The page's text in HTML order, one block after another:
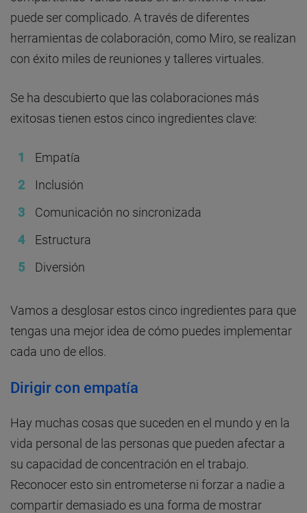
puede ser complicado. A través de diferentes
herramientas de colaboración, como Miro, se realizan
con éxito miles de reuniones y talleres virtuales.
Se ha descubierto que las colaboraciones más
exitosas tienen estos cinco ingredientes clave:
Empatía
Inclusión
Comunicación no sincronizada
Estructura
Diversión
Vamos a desglosar estos cinco ingredientes para que
tengas una mejor idea de cómo puedes implementar
cada uno de ellos.
Dirigir con empatía
Hay muchas cosas que suceden en el mundo y en la
vida personal de las personas que pueden afectar a
su capacidad de concentración en el trabajo.
Reconocer esto sin entrometerse ni forzar a nadie a
compartir demasiado es una forma de mostrar